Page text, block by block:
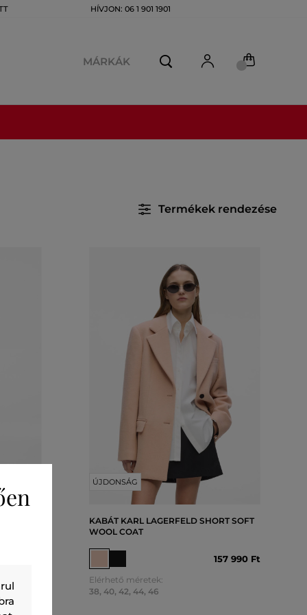
HÍVJON: 06 1 901 1901
MÁRKÁK
Termékek rendezése
ÚJDONSÁG
KABÁT KARL LAGERFELD SHORT SOFT
WOOL COAT
157 990 Ft
Elérhető méretek:
38, 40, 42, 44, 46